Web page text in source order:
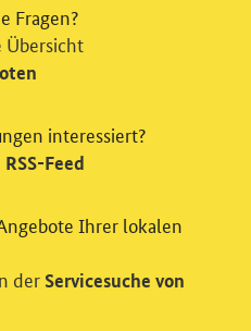
und / oder
um Ihre Einwilligung für
unserer Webseite: Wir
Fragen?
Übersicht
interessiert?
RSS-Feed
Ihrer lokalen
der Servicesuche von